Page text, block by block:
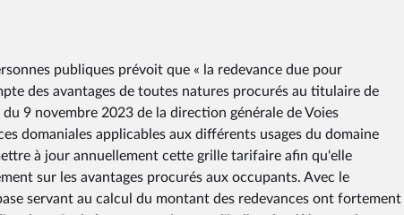
publiques prévoit que « la redevance due pour
des avantages de toutes natures procurés au titulaire de
9 novembre 2023 de la direction générale de Voies
domaniales applicables aux différents usages du domaine
à jour annuellement cette grille tarifaire afin qu'elle
sur les avantages procurés aux occupants. Avec le
servant au calcul du montant des redevances ont fortement